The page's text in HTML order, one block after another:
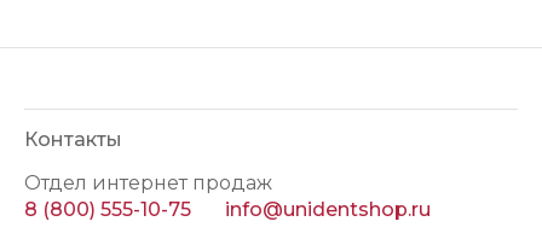
Контакты
Отдел интернет продаж
8 (800) 555-10-75
info@unidentshop.ru